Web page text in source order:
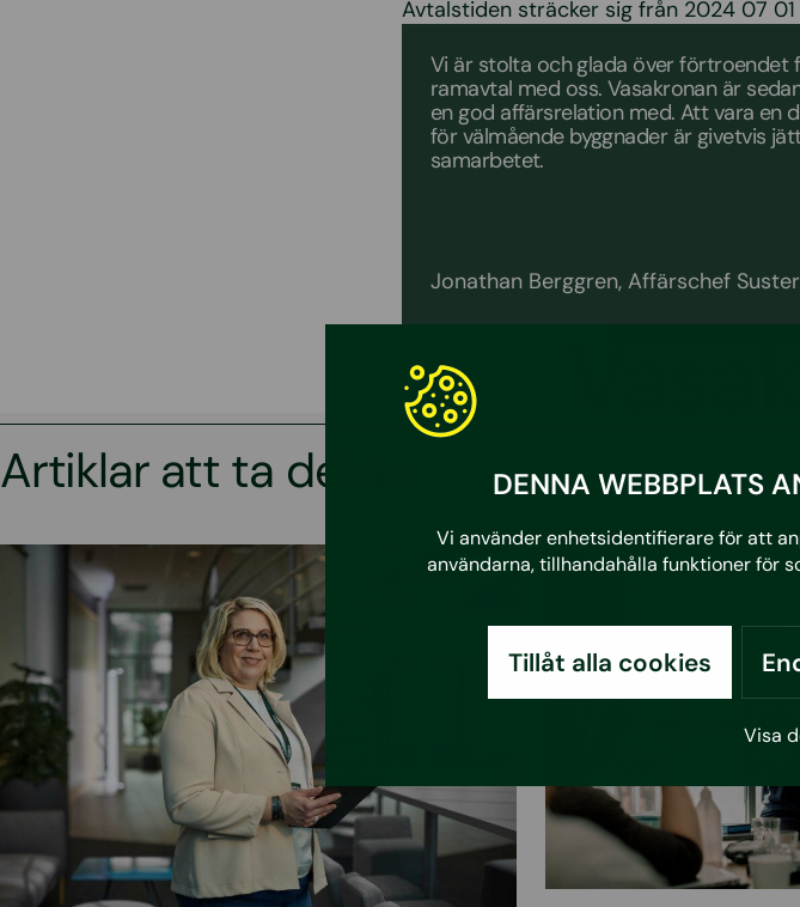
DENNA WEBBPLATS
Vi använder enhetsidentifierare för att
användarna, tillhandahålla funktioner för
Tillåt alla cookies
Visa
Avtalstiden sträcker sig från 2024 07
Vi är stolta och glada över förtroendet
ramavtal med oss. Vasakronan är
en god affärsrelation med. Att vara en
för välmående byggnader är givetvis
samarbetet.
Jonathan Berggren, Affärschef
Artiklar att ta del av